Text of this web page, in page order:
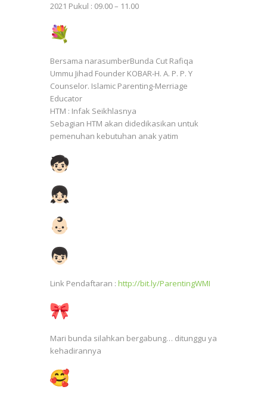
2021 Pukul : 09.00 – 11.00
Bersama narasumberBunda Cut Rafiqa
Ummu Jihad Founder KOBAR-H. A. P. P. Y
Counselor. Islamic Parenting-Merriage
Educator
HTM : Infak Seikhlasnya
Sebagian HTM akan didedikasikan untuk
pemenuhan kebutuhan anak yatim
Link Pendaftaran : http://bit.ly/ParentingWMI
Mari bunda silahkan bergabung… ditunggu ya
kehadirannya